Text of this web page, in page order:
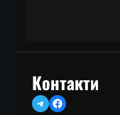
Контакти
TelegramFacebook